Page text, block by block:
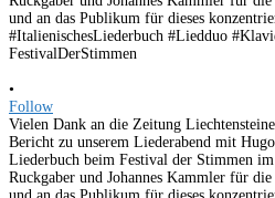
•
Follow
Vielen Dank an die Zeitung
Bericht zu unserem Liederabend mit
Liederbuch beim Festival der Stimmen
Ruckgaber und Johannes Kammler für